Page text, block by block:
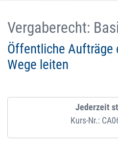
Vergaberecht:
Öffentliche Aufträge
Wege leiten
Jederzeit
Kurs-Nr.: